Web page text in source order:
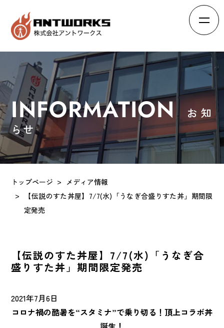
HOME ホーム
ABOUT 会社概要
BRAND ブランド
RECRUIT 求人情報
INTERVIEW
EFFORTS 会社の取り組み
CONTACT お問い合わせ
FRANCHISE FC加盟店募集
INFORMATION
お知
らせ
トップページ
メディア情報
【伝説のすた丼屋】7/7(水)「うなぎ合盛りすた丼」期間限
定発売
【伝説のすた丼屋】7/7(水)「うなぎ合
盛りすた丼」期間限定発売
2021年7月6日
コロナ禍の酷暑を“スタミナ”で乗り切る！頂上コラボ丼